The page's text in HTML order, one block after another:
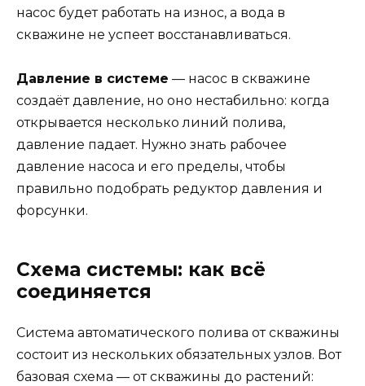
насос будет работать на износ, а вода в
скважине не успеет восстанавливаться.
Давление в системе — насос в скважине
создаёт давление, но оно нестабильно: когда
открывается несколько линий полива,
давление падает. Нужно знать рабочее
давление насоса и его пределы, чтобы
правильно подобрать редуктор давления и
форсунки.
Схема системы: как всё
соединяется
Система автоматического полива от скважины
состоит из нескольких обязательных узлов. Вот
базовая схема — от скважины до растений: